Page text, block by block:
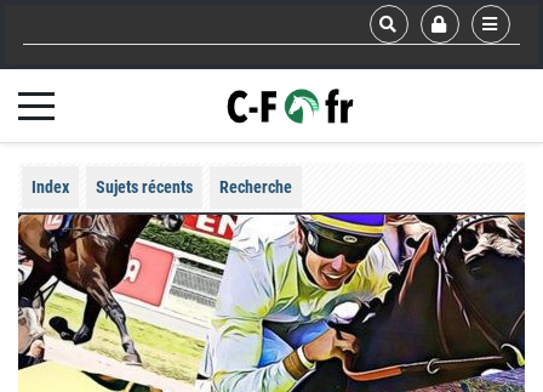
Index Sujets récents Recherche